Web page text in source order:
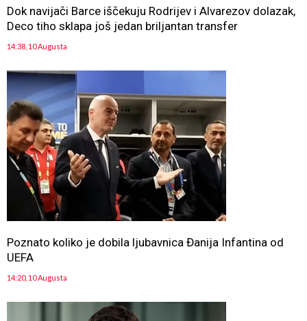
Dok navijači Barce iščekuju Rodrijev i Alvarezov dolazak,
Deco tiho sklapa još jedan briljantan transfer
14:38, 10 Augusta
Poznato koliko je dobila ljubavnica Đanija Infantina od
UEFA
14:20, 10 Augusta